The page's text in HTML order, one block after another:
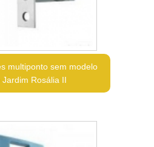
multiponto sem modelo
Rosália II